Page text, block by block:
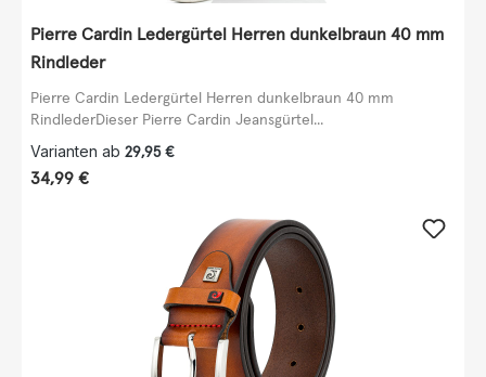
Pierre Cardin Ledergürtel Herren dunkelbraun 40 mm
Rindleder
Pierre Cardin Ledergürtel Herren dunkelbraun 40 mm
RindlederDieser Pierre Cardin Jeansgürtel...
Varianten ab 29,95 €
Regulärer Preis:
34,99 €